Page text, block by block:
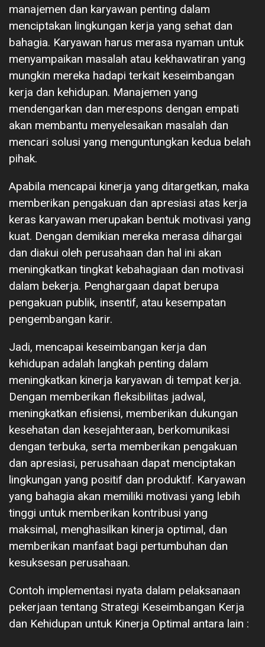
manajemen dan karyawan penting dalam
menciptakan lingkungan kerja yang sehat dan
bahagia. Karyawan harus merasa nyaman untuk
menyampaikan masalah atau kekhawatiran yang
mungkin mereka hadapi terkait keseimbangan
kerja dan kehidupan. Manajemen yang
mendengarkan dan merespons dengan empati
akan membantu menyelesaikan masalah dan
mencari solusi yang menguntungkan kedua belah
pihak.
Apabila mencapai kinerja yang ditargetkan, maka
memberikan pengakuan dan apresiasi atas kerja
keras karyawan merupakan bentuk motivasi yang
kuat. Dengan demikian mereka merasa dihargai
dan diakui oleh perusahaan dan hal ini akan
meningkatkan tingkat kebahagiaan dan motivasi
dalam bekerja. Penghargaan dapat berupa
pengakuan publik, insentif, atau kesempatan
pengembangan karir.
Jadi, mencapai keseimbangan kerja dan
kehidupan adalah langkah penting dalam
meningkatkan kinerja karyawan di tempat kerja.
Dengan memberikan fleksibilitas jadwal,
meningkatkan efisiensi, memberikan dukungan
kesehatan dan kesejahteraan, berkomunikasi
dengan terbuka, serta memberikan pengakuan
dan apresiasi, perusahaan dapat menciptakan
lingkungan yang positif dan produktif. Karyawan
yang bahagia akan memiliki motivasi yang lebih
tinggi untuk memberikan kontribusi yang
maksimal, menghasilkan kinerja optimal, dan
memberikan manfaat bagi pertumbuhan dan
kesuksesan perusahaan.
Contoh implementasi nyata dalam pelaksanaan
pekerjaan tentang Strategi Keseimbangan Kerja
dan Kehidupan untuk Kinerja Optimal antara lain :